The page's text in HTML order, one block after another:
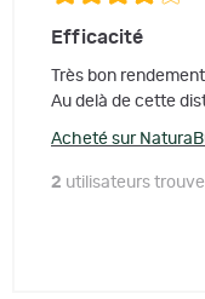
Efficacité
Très bon
Au delà de cette
Acheté sur
2 utilisateurs